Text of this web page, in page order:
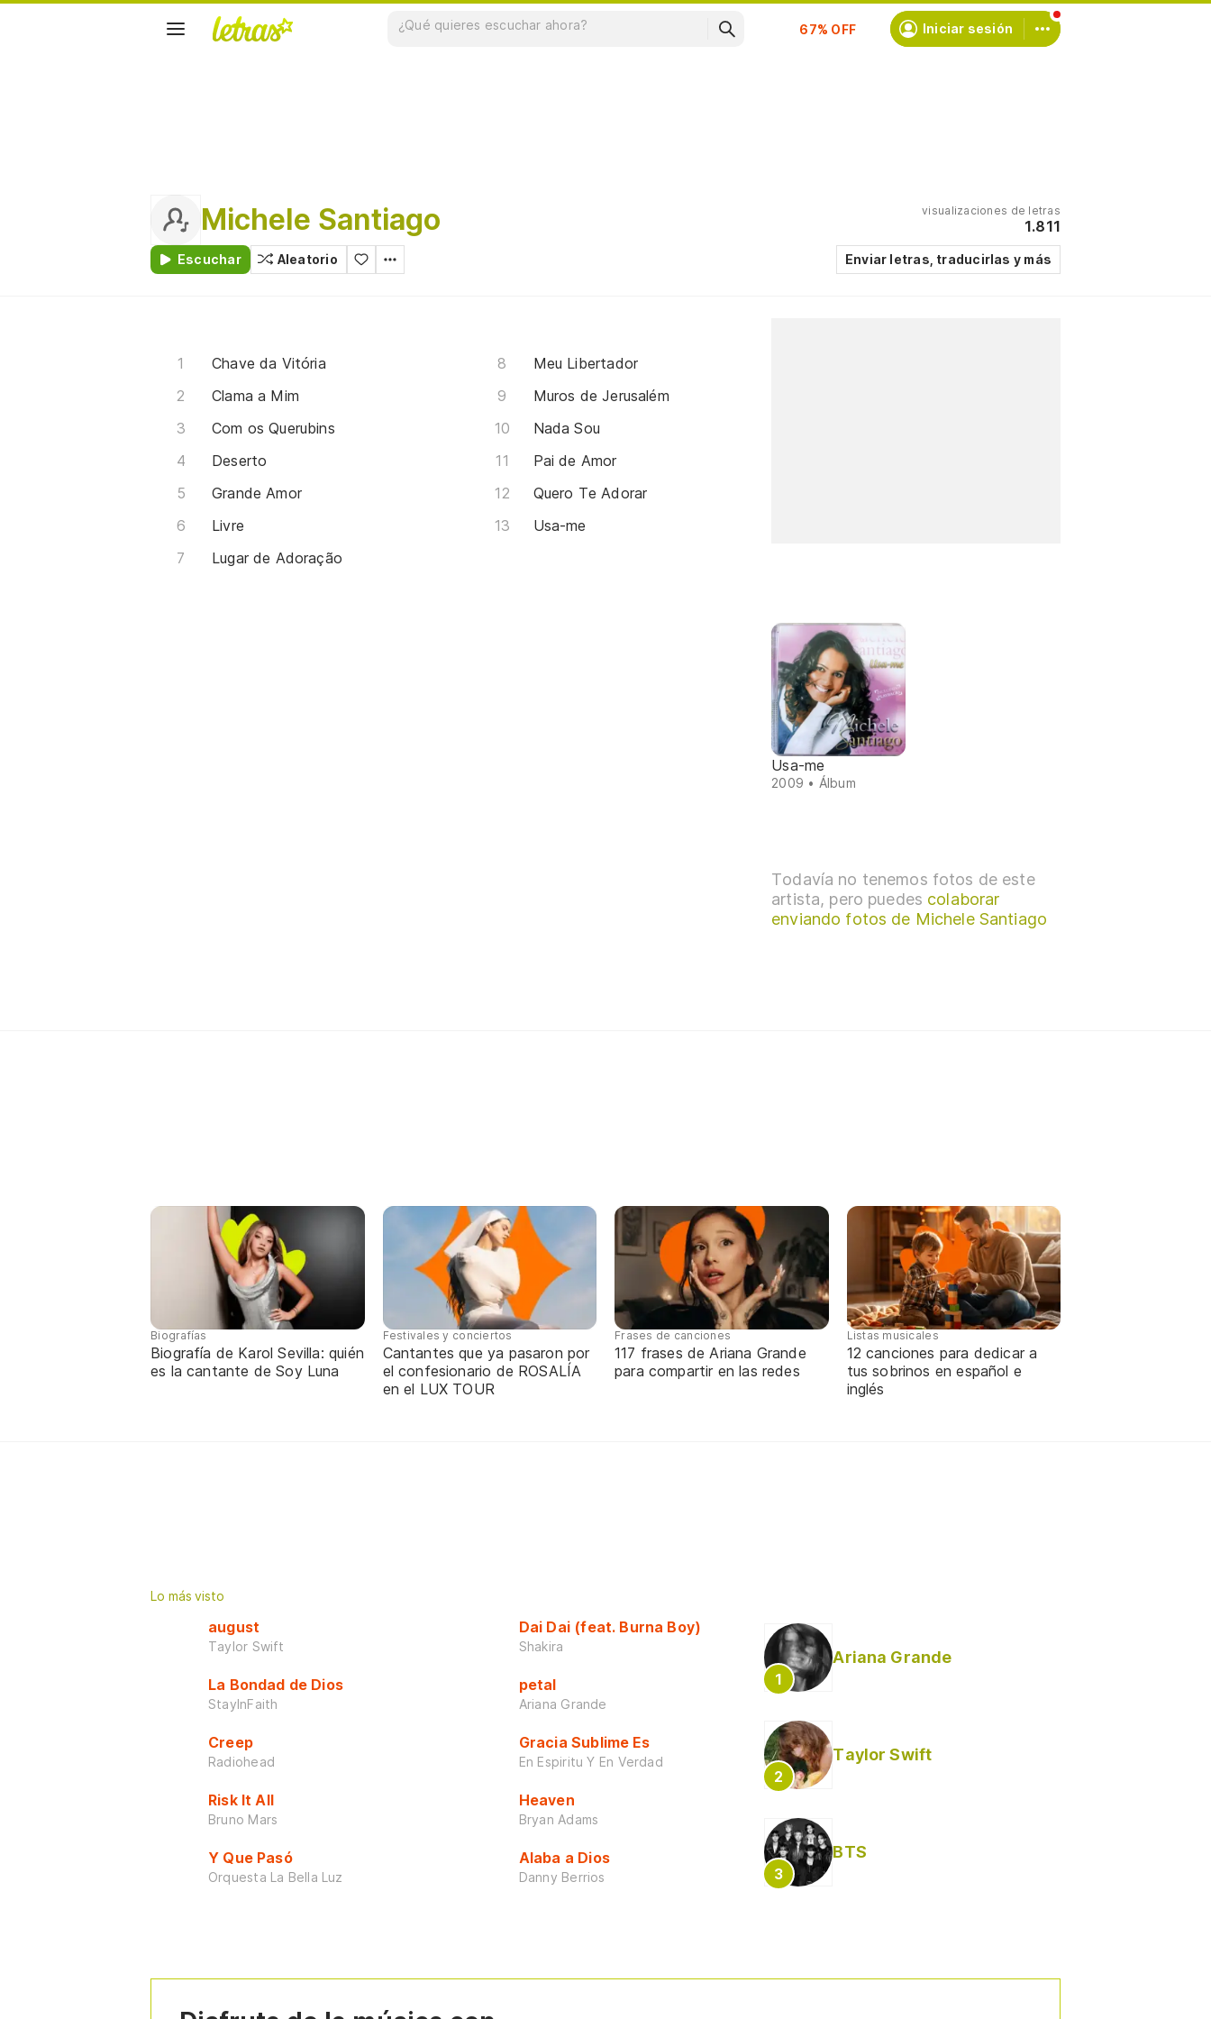
Suscríbete
Iniciar sesión
Michele Santiago
Escuchar Aleatorio
visualizaciones de letras
1.811
Enviar letras, traducirlas y más
Chave da Vitória
Clama a Mim
Com os Querubins
Deserto
Grande Amor
Livre
Lugar de Adoração
Meu Libertador
Muros de Jerusalém
Nada Sou
Pai de Amor
Quero Te Adorar
Usa-me
Usa-me
2009 • Álbum
Todavía no tenemos fotos de este
artista, pero puedes colaborar
enviando fotos de Michele Santiago
Biografías
Biografía de Karol Sevilla: quién
es la cantante de Soy Luna
Festivales y conciertos
Cantantes que ya pasaron por
el confesionario de ROSALÍA
en el LUX TOUR
Frases de canciones
117 frases de Ariana Grande
para compartir en las redes
Listas musicales
12 canciones para dedicar a
tus sobrinos en español e
inglés
Lo más visto
august
Taylor Swift
La Bondad de Dios
StayInFaith
Creep
Radiohead
Risk It All
Bruno Mars
Y Que Pasó
Orquesta La Bella Luz
Dai Dai (feat. Burna Boy)
Shakira
petal
Ariana Grande
Gracia Sublime Es
En Espiritu Y En Verdad
Heaven
Bryan Adams
Alaba a Dios
Danny Berrios
Ariana Grande
Taylor Swift
BTS